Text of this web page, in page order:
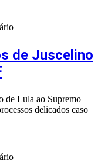
de Juscelino
de Lula ao Supremo
delicados caso